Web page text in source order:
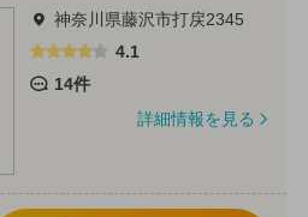
神奈川県藤沢市打戻2345
4.1
14件
詳細情報を見る